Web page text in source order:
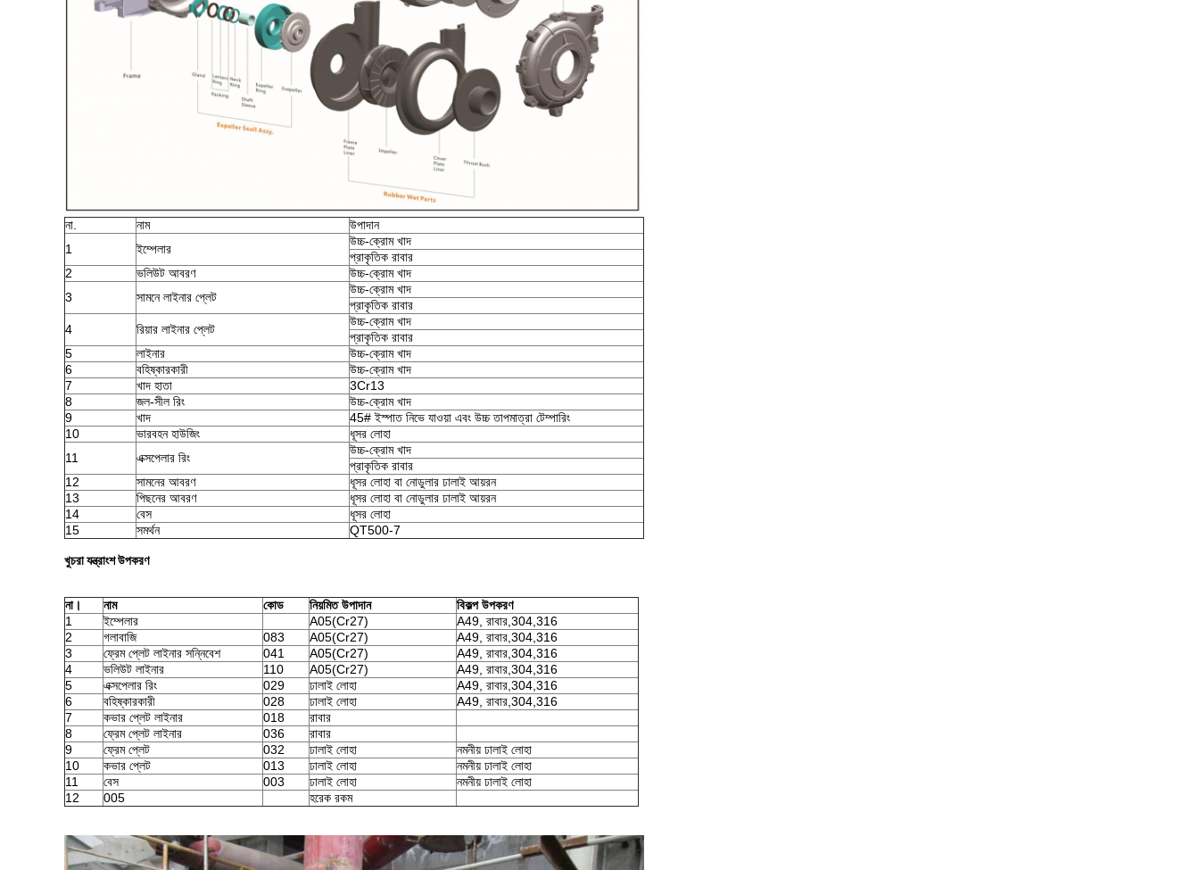
না. নাম
উপাদান
1
ইম্পেলার
উচ্চ-ক্রোম খাদ
প্রাকৃতিক রাবার
2
ভলিউট আবরণ
উচ্চ-ক্রোম খাদ
3
সামনে লাইনার প্লেট
উচ্চ-ক্রোম খাদ
প্রাকৃতিক রাবার
4
রিয়ার লাইনার প্লেট
উচ্চ-ক্রোম খাদ
প্রাকৃতিক রাবার
5
লাইনার
উচ্চ-ক্রোম খাদ
6
বহিষ্কারকারী
উচ্চ-ক্রোম খাদ
7
খাদ হাতা
3Cr13
8
জল-সীল রিং
উচ্চ-ক্রোম খাদ
9
খাদ
45# ইস্পাত নিভে যাওয়া এবং উচ্চ তাপমাত্রা টেম্পারিং
10
ভারবহন হাউজিং
ধূসর লোহা
11
এক্সপেলার রিং
উচ্চ-ক্রোম খাদ
প্রাকৃতিক রাবার
12
সামনের আবরণ
ধূসর লোহা বা নোডুলার ঢালাই আয়রন
13
পিছনের আবরণ
ধূসর লোহা বা নোডুলার ঢালাই আয়রন
14
বেস
ধূসর লোহা
15
সমর্থন QT500-7
খুচরা যন্ত্রাংশ উপকরণ
না। নাম কোড নিয়মিত উপাদান
বিকল্প উপকরণ
1
ইম্পেলার A05(Cr27)
A49, রাবার,304,316
2
গলাবাজি 083 A05(Cr27)
A49, রাবার,304,316
3
ফ্রেম প্লেট লাইনার সন্নিবেশ 041 A05(Cr27)
A49, রাবার,304,316
4
ভলিউট লাইনার 110 A05(Cr27)
A49, রাবার,304,316
5
এক্সপেলার রিং 029 ঢালাই লোহা
A49, রাবার,304,316
6
বহিষ্কারকারী 028 ঢালাই লোহা
A49, রাবার,304,316
7
কভার প্লেট লাইনার 018
রাবার
8
ফ্রেম প্লেট লাইনার 036
রাবার
9
ফ্রেম প্লেট 032 ঢালাই লোহা
নমনীয় ঢালাই লোহা
10
কভার প্লেট 013 ঢালাই লোহা
নমনীয় ঢালাই লোহা
11
বেস 003 ঢালাই লোহা
নমনীয় ঢালাই লোহা
12
005 হরেক রকম